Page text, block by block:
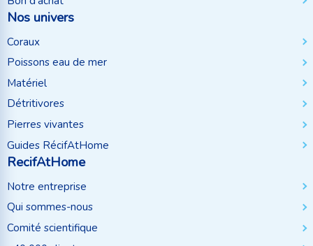
Nos univers
Coraux
Poissons eau de mer
Matériel
Détritivores
Pierres vivantes
Guides RécifAtHome
RecifAtHome
Notre entreprise
Qui sommes-nous
Comité scientifique